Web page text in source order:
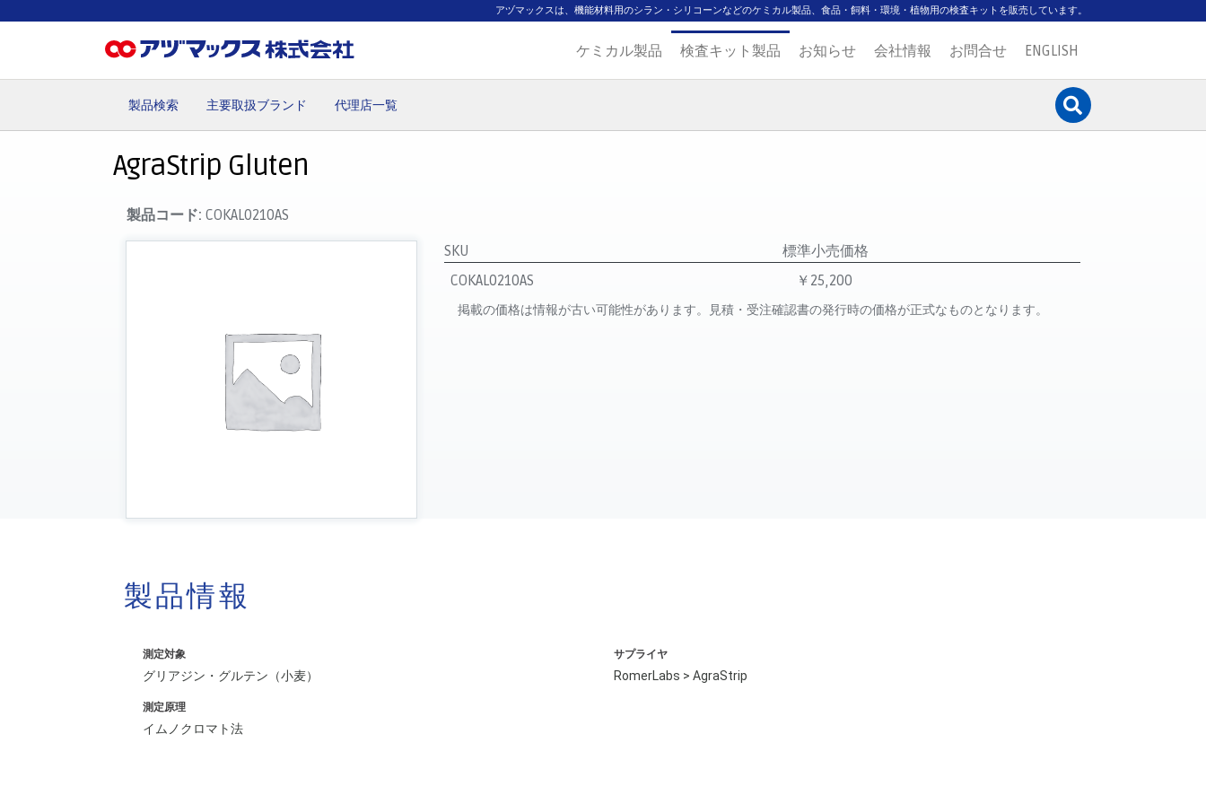
アヅマックスは、機能材料用のシラン・シリコーンなどのケミカル製品、食品・飼料・環境・植物用の検査キットを販売しています。
ケミカル製品 検査キット製品 お知らせ 会社情報 お問合せ ENGLISH
製品検索 主要取扱ブランド 代理店一覧
AgraStrip Gluten
製品コード:COKAL0210AS
SKU
標準小売価格
COKAL0210AS
￥25,200
掲載の価格は情報が古い可能性があります。見積・受注確認書の発行時の価格が正式なものとなります。
製品情報
測定対象
グリアジン・グルテン（小麦）
サプライヤ
RomerLabs > AgraStrip
測定原理
イムノクロマト法